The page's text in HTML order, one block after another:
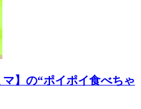
】の“ポイポイ食べちゃ